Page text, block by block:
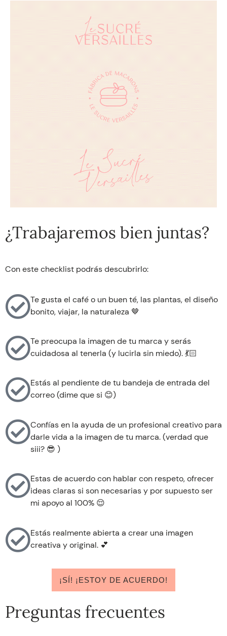
¿Trabajaremos bien juntas?
Con este checklist podrás descubrirlo:
Te gusta el café o un buen té, las plantas, el diseño
bonito, viajar, la naturaleza 🤎
Te preocupa la imagen de tu marca y serás
cuidadosa al tenerla (y lucirla sin miedo). 💃🏻
Estás al pendiente de tu bandeja de entrada del
correo (dime que si 😊)
Confías en la ayuda de un profesional creativo para
darle vida a la imagen de tu marca. (verdad que
siii? 😎 )
Estas de acuerdo con hablar con respeto, ofrecer
ideas claras si son necesarias y por supuesto ser
mi apoyo al 100% 😌
Estás realmente abierta a crear una imagen
creativa y original. 💕
¡SÍ! ¡ESTOY DE ACUERDO!
Preguntas frecuentes